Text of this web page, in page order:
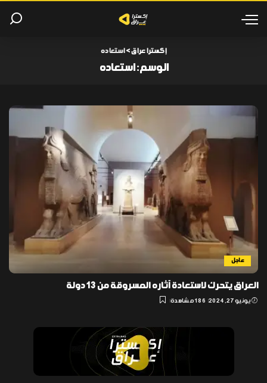
إكسترا عراق>استعاده
الوسم:استعاده
عاجل
العراق يتحرك لاستعادة آثاره المسروقة من 13 دولة
يونيو 27, 2024 186 مشاهدة